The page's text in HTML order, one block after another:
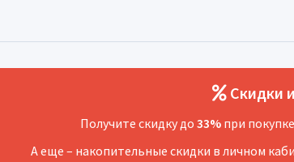
Скидки
Получите скидку до 33% при
А еще – накопительные скидки в личном